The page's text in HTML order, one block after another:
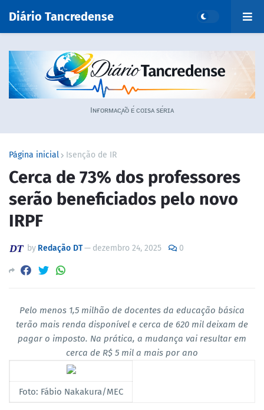
Diário Tancredense
Iɴғᴏʀᴍᴀᴄ̧ᴀ̃ᴏ ᴇ́ ᴄᴏɪsᴀ sᴇ́ʀɪᴀ
Página inicial Isenção de IR
Cerca de 73% dos professores
serão beneficiados pelo novo
IRPF
by Redação DT— dezembro 24, 2025 0
Pelo menos 1,5 milhão de docentes da educação básica
terão mais renda disponível e cerca de 620 mil deixam de
pagar o imposto. Na prática, a mudança vai resultar em
cerca de R$ 5 mil a mais por ano
Foto: Fábio Nakakura/MEC